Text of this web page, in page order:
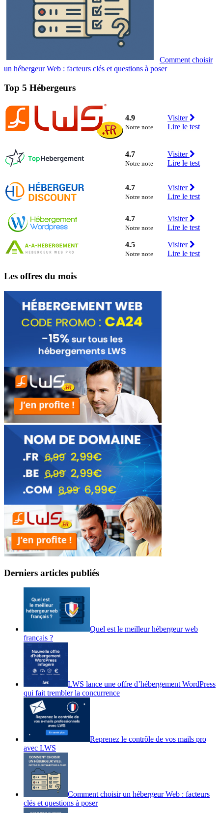
Comment choisir
un hébergeur Web : facteurs clés et questions à poser
Top 5 Hébergeurs
4.9
Notre note
Visiter
Lire le test
4.7
Notre note
Visiter
Lire le test
4.7
Notre note
Visiter
Lire le test
4.7
Notre note
Visiter
Lire le test
4.5
Notre note
Visiter
Lire le test
Les offres du mois
Derniers articles publiés
Quel est le meilleur hébergeur web
français ?
LWS lance une offre d’hébergement WordPress
qui fait trembler la concurrence
Reprenez le contrôle de vos mails pro
avec LWS
Comment choisir un hébergeur Web : facteurs
clés et questions à poser